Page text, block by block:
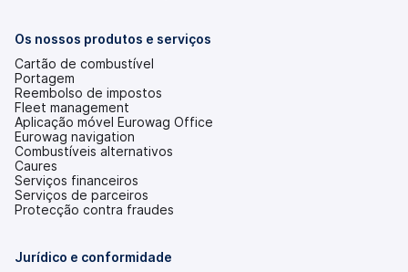
Os nossos produtos e serviços
Cartão de combustível
Portagem
Reembolso de impostos
Fleet management
Aplicação móvel Eurowag Office
Eurowag navigation
Combustíveis alternativos
Caures
Serviços financeiros
Serviços de parceiros
Protecção contra fraudes
Jurídico e conformidade